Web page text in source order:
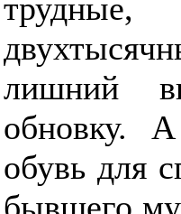
лишний
обновку.
обувь для